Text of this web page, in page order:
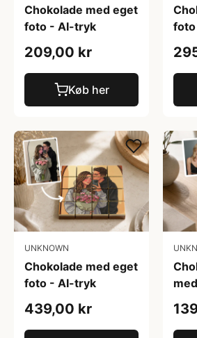
Chokolade med eget
foto - AI-tryk
209,00 kr
Køb her
UNKNOWN
Chokolade med eget
foto - AI-tryk
439,00 kr